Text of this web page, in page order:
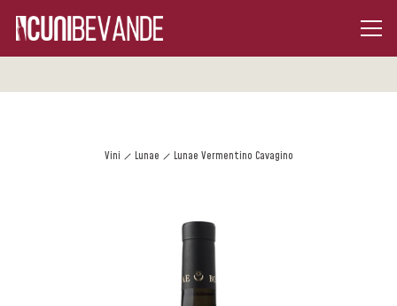
Vini Lunae Lunae Vermentino Cavagino